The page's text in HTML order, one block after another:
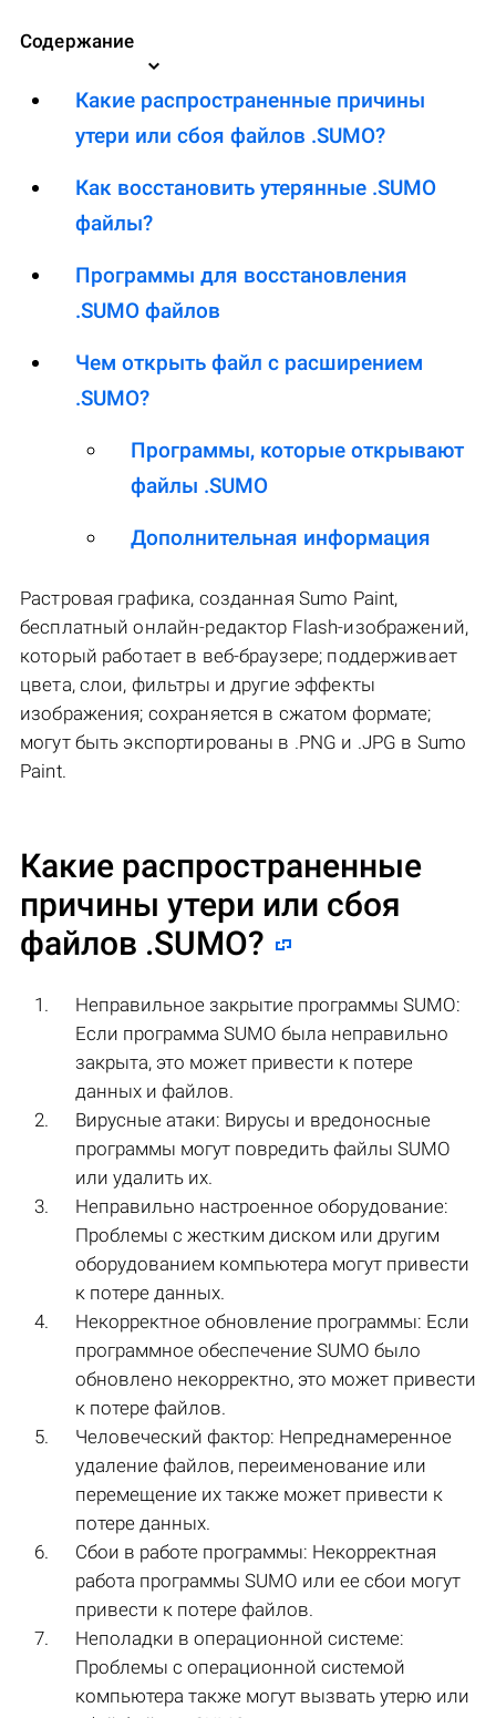
Содержание
Какие распространенные причины
утери или сбоя файлов .SUMO?
Как восстановить утерянные .SUMO
файлы?
Программы для восстановления
.SUMO файлов
Чем открыть файл с расширением
.SUMO?
Программы, которые открывают
файлы .SUMO
Дополнительная информация
Растровая графика, созданная Sumo Paint,
бесплатный онлайн-редактор Flash-изображений,
который работает в веб-браузере; поддерживает
цвета, слои, фильтры и другие эффекты
изображения; сохраняется в сжатом формате;
могут быть экспортированы в .PNG и .JPG в Sumo
Paint.
Какие распространенные
причины утери или сбоя
файлов .SUMO?
Неправильное закрытие программы SUMO:
Если программа SUMO была неправильно
закрыта, это может привести к потере
данных и файлов.
Вирусные атаки: Вирусы и вредоносные
программы могут повредить файлы SUMO
или удалить их.
Неправильно настроенное оборудование:
Проблемы с жестким диском или другим
оборудованием компьютера могут привести
к потере данных.
Некорректное обновление программы: Если
программное обеспечение SUMO было
обновлено некорректно, это может привести
к потере файлов.
Человеческий фактор: Непреднамеренное
удаление файлов, переименование или
перемещение их также может привести к
потере данных.
Сбои в работе программы: Некорректная
работа программы SUMO или ее сбои могут
привести к потере файлов.
Неполадки в операционной системе:
Проблемы с операционной системой
компьютера также могут вызвать утерю или